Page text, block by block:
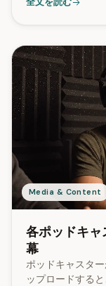
Media & Content
各ポッドキャ
幕
ポッドキャスタ
ップロードする